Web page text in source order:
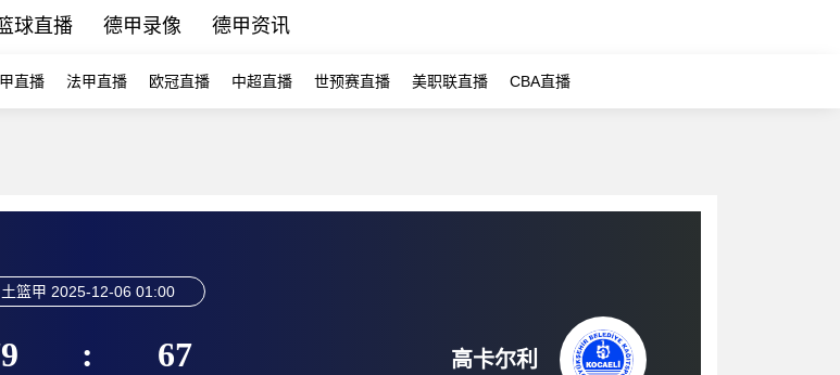
球直播 德甲录像 德甲资讯
直播 法甲直播 欧冠直播 中超直播 世预赛直播 美职联直播 CBA直播
土篮甲 2025-12-06 01:00
: 67 高卡尔利